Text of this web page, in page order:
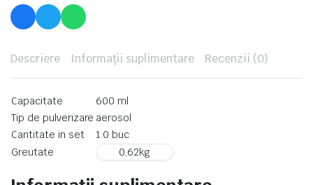
Descriere Informații suplimentare Recenzii (0)
Capacitate
600 ml
Tip de pulverizare aerosol
Cantitate in set
1.0 buc
Greutate
0,62kg